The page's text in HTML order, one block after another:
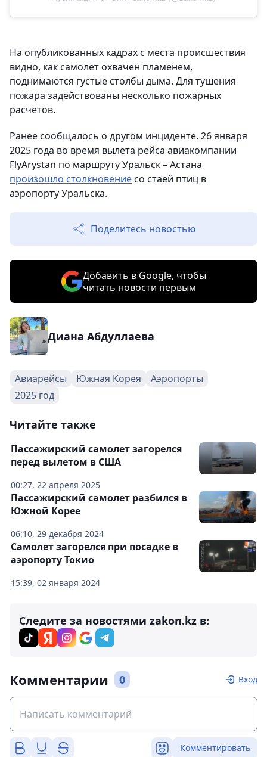
На опубликованных кадрах с места происшествия
видно, как самолет охвачен пламенем,
поднимаются густые столбы дыма. Для тушения
пожара задействованы несколько пожарных
расчетов.
Ранее сообщалось о другом инциденте. 26 января
2025 года во время вылета рейса авиакомпании
FlyArystan по маршруту Уральск – Астана
произошло столкновениесо стаей птиц в
аэропорту Уральска.
Поделитесь новостью
Добавить в Google, чтобы
читать новости первым
Диана Абдуллаева
Авиарейсы Южная Корея
Аэропорты
2025 год
Читайте также
00:27, 22 апреля 2025
Пассажирский самолет загорелся
перед вылетом в США
06:10, 29 декабря 2024
Пассажирский самолет разбился в
Южной Корее
15:39, 02 января 2024
Самолет загорелся при посадке в
аэропорту Токио
Следите за новостями zakon.kz в:
Комментарии 0 Вход
Комментировать